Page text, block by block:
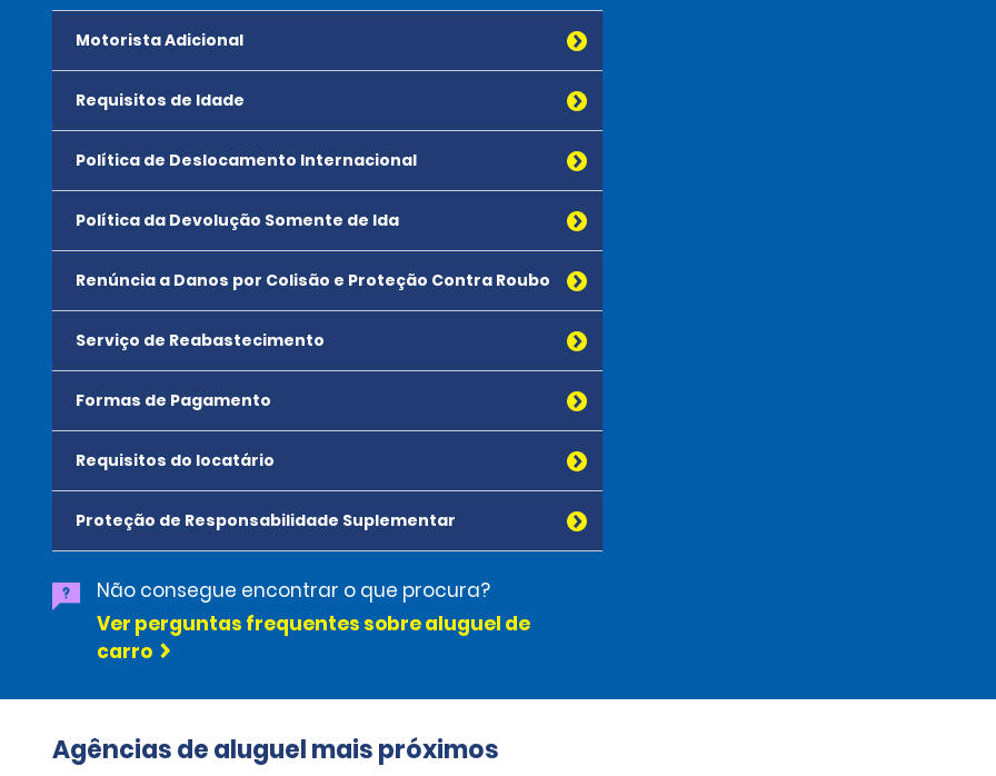
Motorista Adicional
Requisitos de Idade
Política de Deslocamento Internacional
Política da Devolução Somente de Ida
Renúncia a Danos por Colisão e Proteção Contra Roubo
Serviço de Reabastecimento
Formas de Pagamento
Requisitos do locatário
Proteção de Responsabilidade Suplementar
Não consegue encontrar o que procura?
Ver perguntas frequentes sobre aluguel de
carro
Agências de aluguel mais próximos